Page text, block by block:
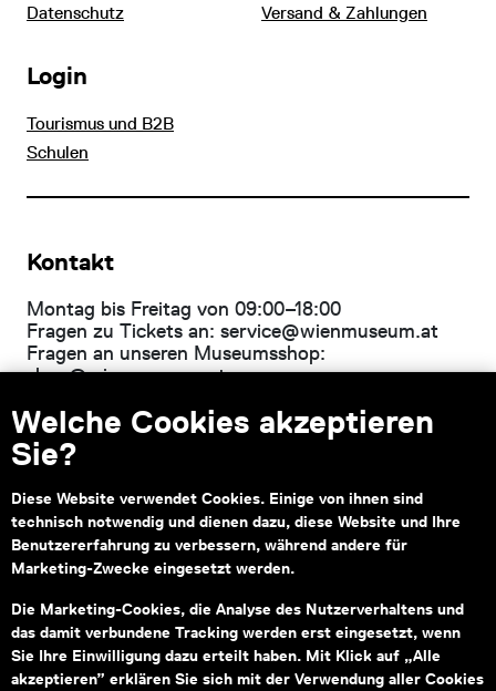
Welche Cookies akzeptieren
Sie?
Diese Website verwendet Cookies. Einige von ihnen sind
technisch notwendig und dienen dazu, diese Website und Ihre
Benutzererfahrung zu verbessern, während andere für
Marketing-Zwecke eingesetzt werden.
Die Marketing-Cookies, die Analyse des Nutzerverhaltens und
das damit verbundene Tracking werden erst eingesetzt, wenn
Sie Ihre Einwilligung dazu erteilt haben. Mit Klick auf „Alle
akzeptieren” erklären Sie sich mit der Verwendung aller Cookies
Datenschutz
Versand & Zahlungen
Login
Tourismus und B2B
Schulen
Kontakt
Montag bis Freitag von 09:00–18:00
Fragen zu Tickets an: service@wienmuseum.at
Fragen an unseren Museumsshop:
shop@wienmuseum.at
Wien Museum, Karlsplatz
1040 Wien
Subventionsgeber Hauptsponsor